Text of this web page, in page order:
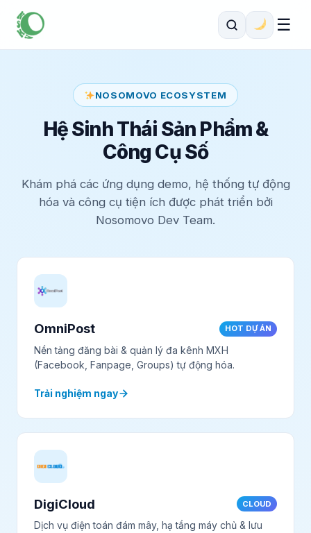
☰
NOSOMOVO ECOSYSTEM
Hệ Sinh Thái Sản Phẩm &
Công Cụ Số
Khám phá các ứng dụng demo, hệ thống tự động
hóa và công cụ tiện ích được phát triển bởi
Nosomovo Dev Team.
OmniPost HOT DỰ ÁN
Nền tảng đăng bài & quản lý đa kênh MXH
(Facebook, Fanpage, Groups) tự động hóa.
Trải nghiệm ngay
DigiCloud CLOUD
Dịch vụ điện toán đám mây, hạ tầng máy chủ & lưu